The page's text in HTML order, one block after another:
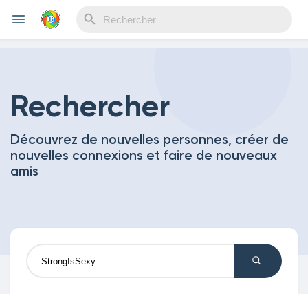
Découvrir Evènements
Découvrir Blogs
Rechercher
Découvrez de nouvelles personnes, créer de
nouvelles connexions et faire de nouveaux
amis